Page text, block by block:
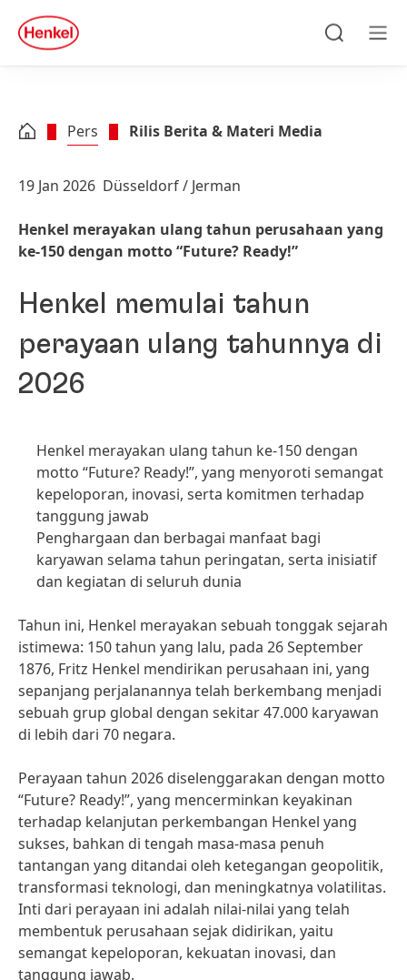
Skip to footer
quick
search
Pers Rilis Berita & Materi Media
19 Jan 2026 Düsseldorf / Jerman
Henkel merayakan ulang tahun perusahaan yang
ke-150 dengan motto “Future? Ready!”
Henkel memulai tahun
perayaan ulang tahunnya di
2026
Henkel merayakan ulang tahun ke-150 dengan
motto “Future? Ready!”, yang menyoroti semangat
kepeloporan, inovasi, serta komitmen terhadap
tanggung jawab
Penghargaan dan berbagai manfaat bagi
karyawan selama tahun peringatan, serta inisiatif
dan kegiatan di seluruh dunia
Tahun ini, Henkel merayakan sebuah tonggak sejarah
istimewa: 150 tahun yang lalu, pada 26 September
1876, Fritz Henkel mendirikan perusahaan ini, yang
sepanjang perjalanannya telah berkembang menjadi
sebuah grup global dengan sekitar 47.000 karyawan
di lebih dari 70 negara.
Perayaan tahun 2026 diselenggarakan dengan motto
“Future? Ready!”, yang mencerminkan keyakinan
terhadap kelanjutan perkembangan Henkel yang
sukses, bahkan di tengah masa-masa penuh
tantangan yang ditandai oleh ketegangan geopolitik,
transformasi teknologi, dan meningkatnya volatilitas.
Inti dari perayaan ini adalah nilai-nilai yang telah
membentuk perusahaan sejak didirikan, yaitu
semangat kepeloporan, kekuatan inovasi, dan
tanggung jawab.